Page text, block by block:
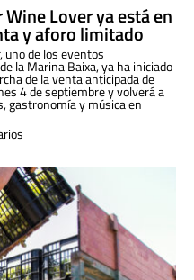
Lover ya está en
y aforo limitado
uno de los eventos
la Marina Baixa, ya ha iniciado
de la venta anticipada de
4 de septiembre y volverá a
gastronomía y música en